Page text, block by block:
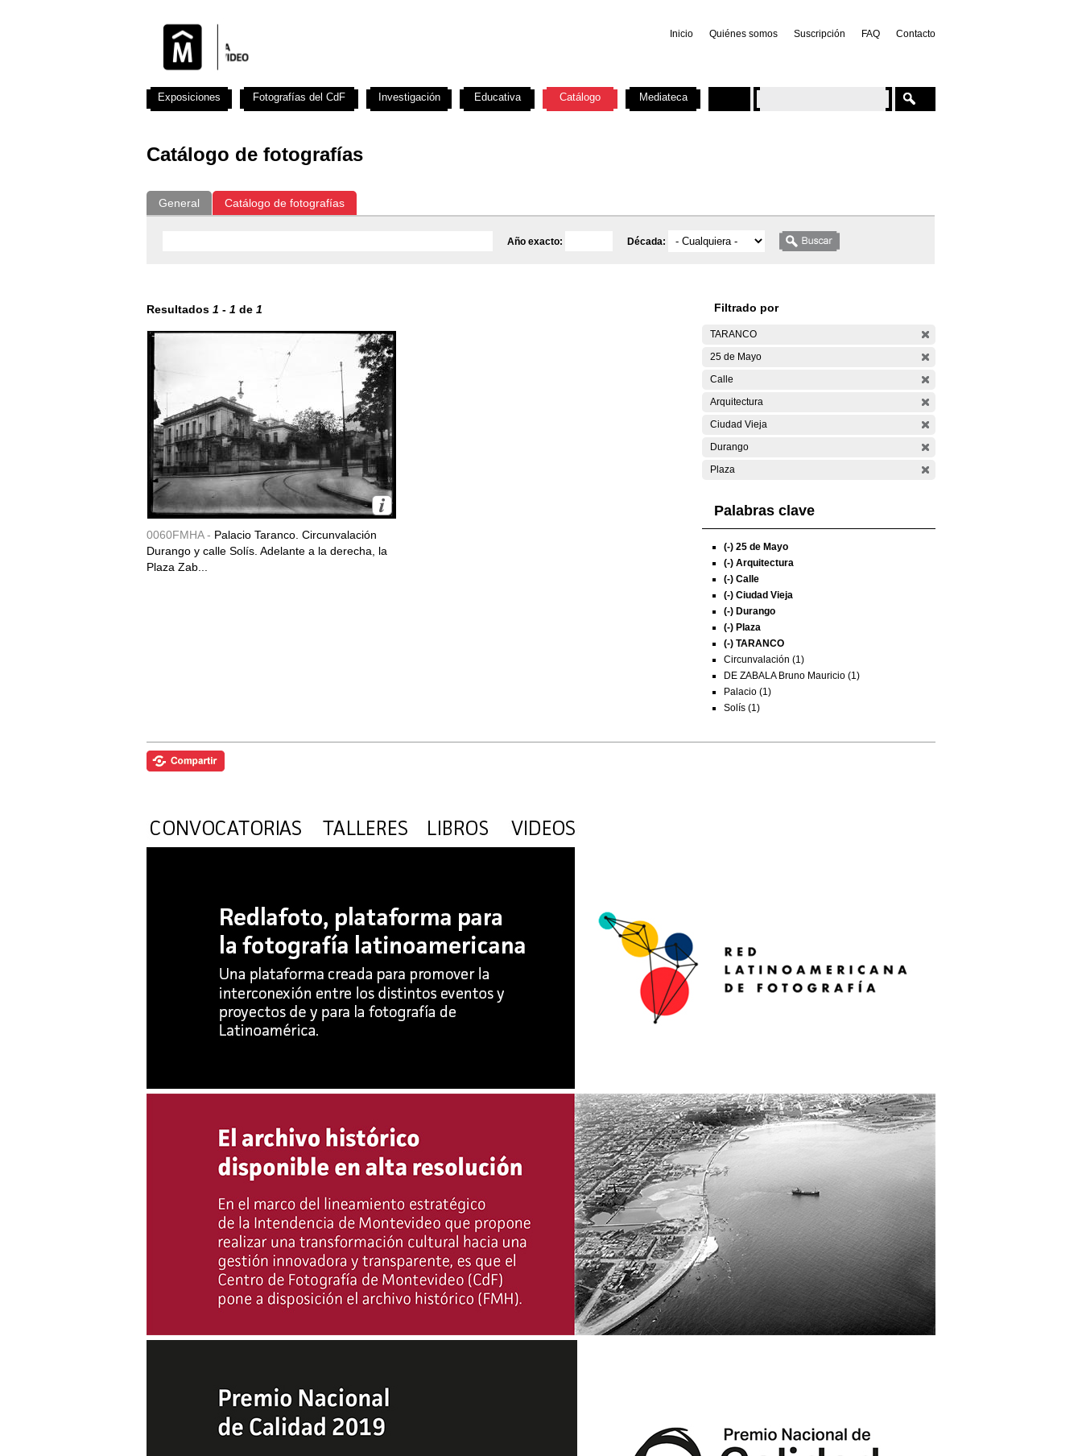
Inicio Quiénes somos Suscripción FAQ Contacto
Catálogo de fotografías
General Catálogo de fotografías
Año exacto: Década:
Resultados 1 - 1 de 1
0060FMHA - Palacio Taranco. Circunvalación
Durango y calle Solís. Adelante a la derecha, la
Plaza Zab...
Filtrado por
TARANCO
25 de Mayo
Calle
Arquitectura
Ciudad Vieja
Durango
Plaza
Palabras clave
(-) 25 de Mayo
(-) Arquitectura
(-) Calle
(-) Ciudad Vieja
(-) Durango
(-) Plaza
(-) TARANCO
Circunvalación (1)
DE ZABALA Bruno Mauricio (1)
Palacio (1)
Solís (1)
Exposiciones Fotografías del CdF Investigación Educativa Catálogo Mediateca